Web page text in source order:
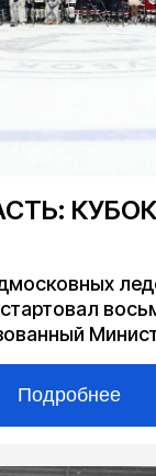
области и
Подробнее